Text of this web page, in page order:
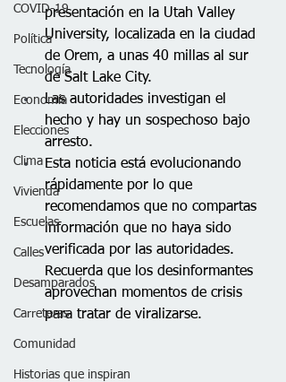
COVID-19
Política
Tecnología
Economía
Elecciones
Clima
Vivienda
Escuelas
Calles
Desamparados
Carreteras
Comunidad
Historias que inspiran
presentación en la Utah Valley
University, localizada en la ciudad
de Orem, a unas 40 millas al sur
de Salt Lake City.
Las autoridades investigan el
hecho y hay un sospechoso bajo
arresto.
Esta noticia está evolucionando
rápidamente por lo que
recomendamos que no compartas
información que no haya sido
verificada por las autoridades.
Recuerda que los desinformantes
aprovechan momentos de crisis
para tratar de viralizarse.